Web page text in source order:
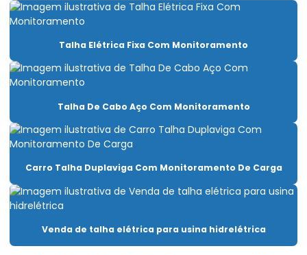
Caminho de rolamento para pontes rolantes
Carro Talha Duplaviga
Carro Talha Motorizado Para Cargas Pesadas
Célula carga industrial
Célula de carga para ponte rolante
Chave fim de curso para ponte rolante
Talha Elétrica Fixa Com Monitoramento
Talha De Cabo Aço Com Monitoramento
Carro Talha Duplaviga Com Monitoramento De Carga
Venda de talha elétrica para usina hidrelétrica